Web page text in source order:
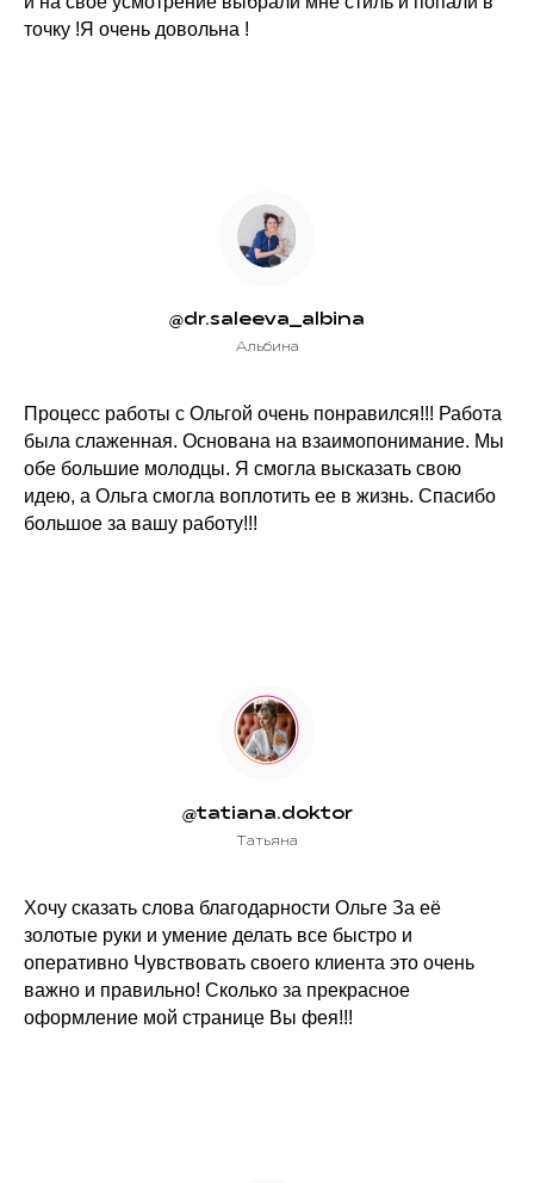
точку !Я очень довольна !
@dr.saleeva_albina
Альбина
Процесс работы с Ольгой очень понравился!!! Работа
была слаженная. Основана на взаимопонимание. Мы
обе большие молодцы. Я смогла высказать свою
идею, а Ольга смогла воплотить ее в жизнь. Спасибо
большое за вашу работу!!!
@tatiana.doktor
Татьяна
Хочу сказать слова благодарности Ольге За её
золотые руки и умение делать все быстро и
оперативно Чувствовать своего клиента это очень
важно и правильно! Сколько за прекрасное
оформление мой странице Вы фея!!!